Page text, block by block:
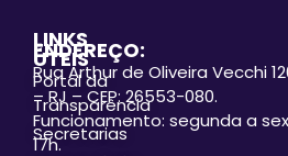
LINKS
ÚTEIS
Portal da
Transparência
Secretarias
ENDEREÇO:
Rua Arthur de Oliveira Vecchi
– RJ – CEP: 26553-080.
Funcionamento: segunda a
17h.